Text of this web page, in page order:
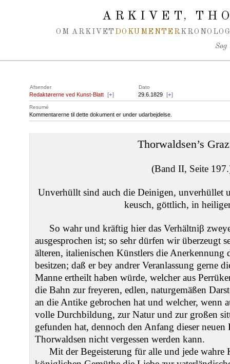
ARKIVET,
OM ARKIVET DOKUMENTER
Søg
Afsender Dato
Redaktørerne ved Kunst-Blatt [+] 29.6.1829 [+]
Resumé
Kommentarerne til dette dokument er under udarbejdelse.
Thorwaldsen’s
(Band II, Seite
Unverhüllt sind auch die Deinigen, unverhüllet
keusch, göttlich, in
So wahr und kräftig hier das Verhältniβ
ausgesprochen ist; so sehr dürfen wir überzeugt
älteren, italienischen Künstlers die Anerkennung
besitzen; daß er bey andrer Veranlassung gerne
Manne ertheilt haben würde, welcher aus
die Bahn zur freyeren, edlen, naturgemäßen
an die Antike gebrochen hat und welcher, wenn
volle Durchbildung, zur Natur und zur großen
gefunden hat, dennoch den Anfang dieser neuen
Thorwaldsen nicht vergessen werden kann.
Mit der Begeisterung für alle und jede wahre